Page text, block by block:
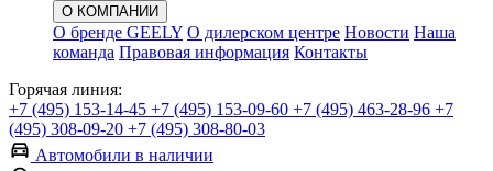
О КОМПАНИИ
О бренде GEELY О дилерском центре Новости Наша
команда Правовая информация Контакты
Горячая линия:
+7 (495) 153-14-45 +7 (495) 153-09-60 +7 (495) 463-28-96 +7
(495) 308-09-20 +7 (495) 308-80-03
Автомобили в наличии